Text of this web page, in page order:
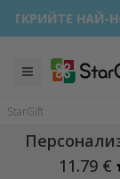
НАЙ-
StarGift
11.79 €